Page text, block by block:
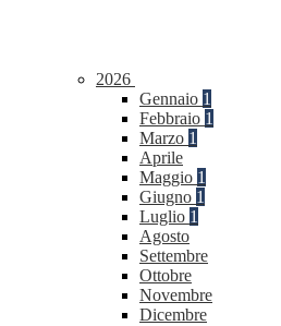
2026
Gennaio 1
Febbraio 1
Marzo 1
Aprile
Maggio 1
Giugno 1
Luglio 1
Agosto
Settembre
Ottobre
Novembre
Dicembre